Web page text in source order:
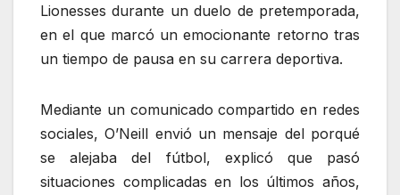
Lionesses durante un duelo de pretemporada,
en el que marcó un emocionante retorno tras
un tiempo de pausa en su carrera deportiva.
Mediante un comunicado compartido en redes
sociales, O’Neill envió un mensaje del porqué
se alejaba del fútbol, explicó que pasó
situaciones complicadas en los últimos años,